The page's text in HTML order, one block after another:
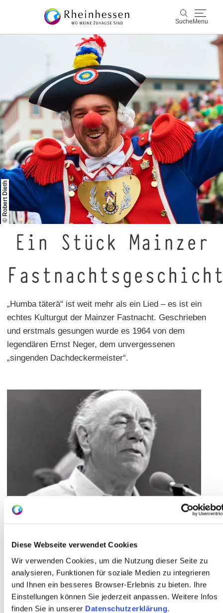
Diese Webseite verwendet Cookies
Wir verwenden Cookies, um die Nutzung dieser Seite zu
analysieren, Funktionen für soziale Medien zu integrieren
und Ihnen ein besseres Browser-Erlebnis zu bieten. Ihre
Einstellungen können Sie jederzeit anpassen. Weitere Infos
finden Sie in unserer Datenschutzerklärung.
Suche Menu
Wein & Genuss
Aktiv & Natur
Kultur & Städte
Veranstaltungen
Buchung & Service
ShopRheinhessen-Blog Karte
© Robert Dieth
Ein Stück Mainzer
„Humba täterä“ ist weit mehr als ein Lied – es ist ein
echtes Kulturgut der Mainzer Fastnacht. Geschrieben
und erstmals gesungen wurde es 1964 von dem
legendären Ernst Neger, dem unvergessenen
„singenden Dachdeckermeister“.
Die Premiere
singt und lacht!. Was als regulärer Auftritt
geplant war, ging in die Fernsehgeschichte ein:
Das Saalpublikum ließ sich nicht mehr
beruhigen, sang immer weiter – und die Live-